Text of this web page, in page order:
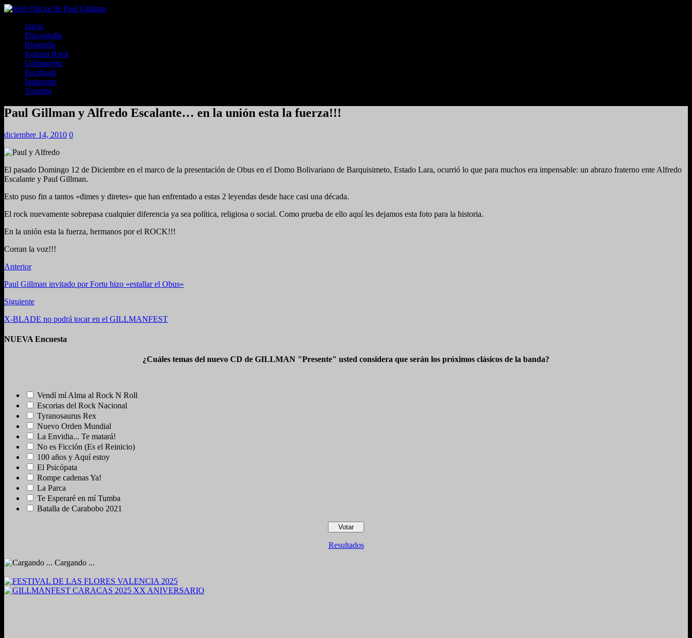
Inicio
Discografía
Biografía
Kultura Rock
Gillmanfest
Facebook
Instagram
Youtube
Paul Gillman y Alfredo Escalante… en la unión esta la fuerza!!!
diciembre 14, 2010 0
El pasado Domingo 12 de Diciembre en el marco de la presentación de Obus en el Domo Bolivariano de Barquisimeto, Estado Lara, ocurrió lo que para muchos era impensable: un abrazo fraterno ente Alfredo
Escalante y Paul Gillman.
Esto puso fin a tantos «dimes y diretes» que han enfrentado a estas 2 leyendas desde hace casi una década.
El rock nuevamente sobrepasa cualquier diferencia ya sea política, religiosa o social. Como prueba de ello aquí les dejamos esta foto para la historia.
En la unión esta la fuerza, hermanos por el ROCK!!!
Corran la voz!!!
Anterior
Paul Gillman invitado por Fortu hizo «estallar el Obus»
Siguiente
X-BLADE no podrá tocar en el GILLMANFEST
NUEVA Encuesta
¿Cuáles temas del nuevo CD de GILLMAN "Presente" usted considera que serán los próximos clásicos de la banda?
Vendí mí Alma al Rock N Roll
Escorias del Rock Nacional
Tyranosaurus Rex
Nuevo Orden Mundial
La Envidia... Te matará!
No es Ficción (Es el Reinicio)
100 años y Aquí estoy
El Psicópata
Rompe cadenas Ya!
La Parca
Te Esperaré en mí Tumba
Batalla de Carabobo 2021
Resultados
Cargando ...